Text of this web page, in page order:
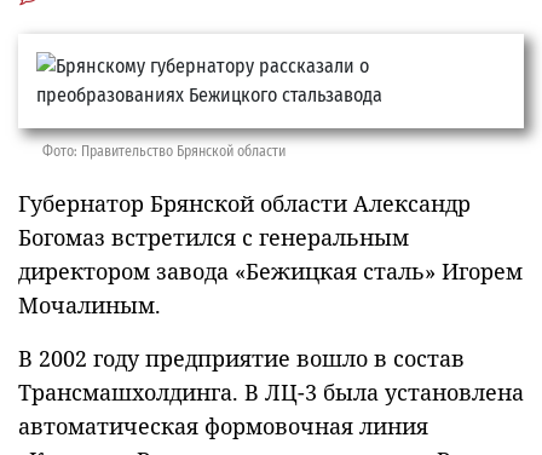
Фото: Правительство Брянской области
Губернатор Брянской области Александр
Богомаз встретился с генеральным
директором завода «Бежицкая сталь» Игорем
Мочалиным.
В 2002 году предприятие вошло в состав
Трансмашхолдинга. В ЛЦ-3 была установлена
автоматическая формовочная линия